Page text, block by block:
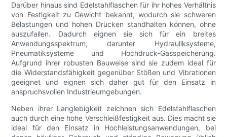
Darüber hinaus sind Edelstahlflaschen für ihr hohes Verhältnis
von Festigkeit zu Gewicht bekannt, wodurch sie schweren
Belastungen und hohen Drücken standhalten können, ohne
auszufallen. Dadurch eignen sie sich für ein breites
Anwendungsspektrum, darunter Hydrauliksysteme,
Pneumatiksysteme und Hochdruck-Gasspeicherung.
Aufgrund ihrer robusten Bauweise sind sie zudem ideal für
die Widerstandsfähigkeit gegenüber Stößen und Vibrationen
geeignet und eignen sich daher gut für den Einsatz in
anspruchsvollen Industrieumgebungen.
Neben ihrer Langlebigkeit zeichnen sich Edelstahlflaschen
auch durch eine hohe Verschleißfestigkeit aus. Dies macht sie
ideal für den Einsatz in Hochleistungsanwendungen, bei